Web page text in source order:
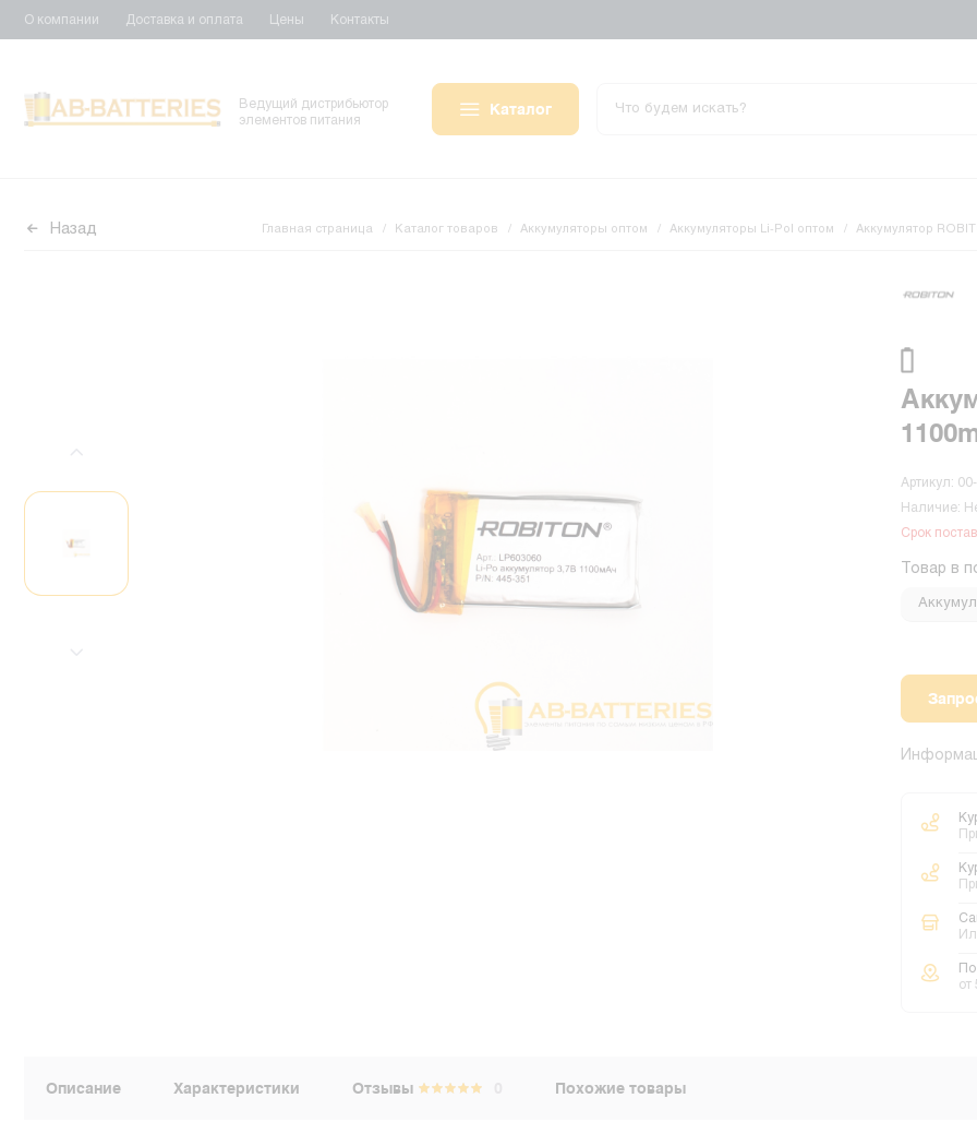
О компании Доставка и оплата Цены Контакты
Ведущий дистрибьютор
элементов питания
Каталог
Назад Главная страница Каталог товаров Аккумуляторы оптом Аккумуляторы Li-Pol оптом Аккумулятор
Артикул:
Наличие:
Срок
Товар в
от
Описание Характеристики Отзывы Похожие товары